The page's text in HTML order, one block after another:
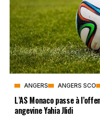
ANGERS ANGERS SCO
L’AS Monaco passe à
angevine Yahia Jlidi